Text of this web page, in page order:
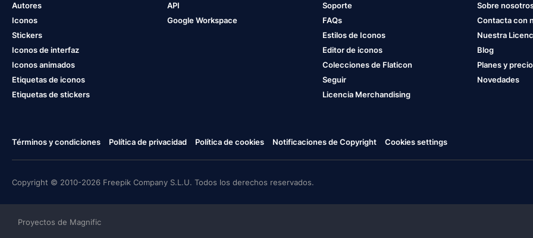
Autores
Iconos
Stickers
Iconos de interfaz
Iconos animados
Etiquetas de iconos
Etiquetas de stickers
API
Google Workspace
Soporte
FAQs
Estilos de Iconos
Editor de iconos
Colecciones de Flaticon
Seguir
Licencia Merchandising
Sobre
Contacta con
Nuestra
Blog
Planes y
Novedades
Términos y condiciones Política de privacidad Política de cookies Notificaciones de Copyright Cookies settings
Copyright © 2010-2026 Freepik Company S.L.U. Todos los derechos reservados.
Proyectos de Magnific